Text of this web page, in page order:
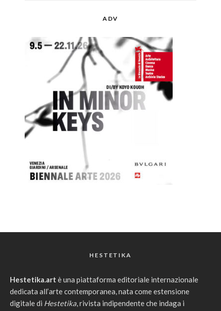
ADV
HESTETIKA
Hestetika.art è una piattaforma editoriale internazionale
dedicata all’arte contemporanea, nata come estensione
digitale di Hestetika, rivista indipendente che indaga i